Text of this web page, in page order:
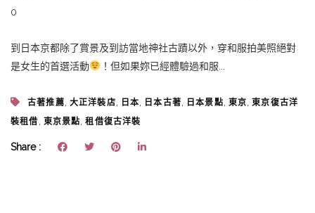
0
到日本京都除了賞景及到訪當地神社古蹟以外，穿和服拍美照絕對
是女生的首選活動
！但如果妳已經體驗過和服...
古著推薦 大正洋裝店 日本 日本古著 日本景點 東京 ,東京復古洋
裝租借 東京景點 ,租借復古洋裝
Share :